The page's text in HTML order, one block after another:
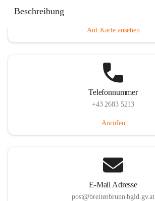
Beschreibung
Auf Karte ansehen
Telefonnummer
+43 2683 5213
Anrufen
E-Mail Adresse
post@breitenbrunn.bgld.gv.at